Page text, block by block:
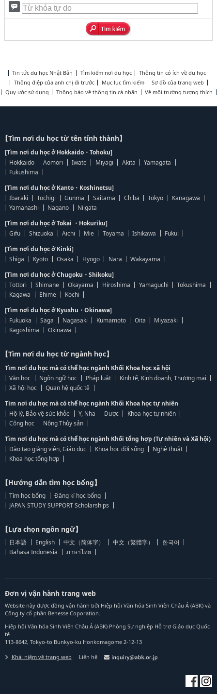
Tin tức du học Nhật Bản Tìm kiếm nơi du học
Thông tin có ích về du học
Thông điệp của anh chị đi trước
Mục lục tìm kiếm
Sơ đồ của trang web
Quy ước sử dụng
Thông báo về thông tin cá nhân Về môi trường tương thích
【Tìm nơi du học từ tên tỉnh thành】
[Tìm nơi du học ở Hokkaido・Tohoku]
Hokkaido
Aomori Iwate Miyagi Akita
Yamagata
Fukushima
[Tìm nơi du học ở Kanto・Koshinetsu]
Ibaraki
Tochigi Gunma Saitama Chiba Tokyo
Kanagawa
Yamanashi
Nagano
Niigata
[Tìm nơi du học ở Tokai ・Hokuriku]
Gifu
Shizuoka Aichi Mie Toyama Ishikawa
Fukui
[Tìm nơi du học ở Kinki]
Shiga
Kyoto Osaka Hyogo Nara
Wakayama
[Tìm nơi du học ở Chugoku・Shikoku]
Tottori
Shimane Okayama Hiroshima Yamaguchi
Tokushima
Kagawa
Ehime
Kochi
[Tìm nơi du học ở Kyushu・Okinawa]
Fukuoka
Saga Nagasaki Kumamoto Oita
Miyazaki
Kagoshima
Okinawa
【Tìm nơi du học từ ngành học】
Tìm nơi du học mà có thể học ngành Khối Khoa học xã hội
Văn học
Ngôn ngữ học Pháp luật
Kinh tế, Kinh doanh, Thương mại
Xã hội học
Quan hệ quốc tế
Tìm nơi du học mà có thể học ngành Khối Khoa học tự nhiên
Hộ lý, Bảo vệ sức khỏe
Y, Nha Dược
Khoa học tự nhiên
Công học
Nông Thủy sản
Tìm nơi du học mà có thể học ngành Khối tổng hợp (Tự nhiên và Xã hội)
Đào tạo giảng viên, Giáo dục
Khoa học đời sống
Nghệ thuật
Khoa học tổng hợp
【Hướng dẫn tìm học bổng】
Tìm học bổng
Đăng kí học bổng
JAPAN STUDY SUPPORT Scholarships
【Lựa chọn ngôn ngữ】
日本語 English 中文（简体字） 中文（繁體字）
한국어
Bahasa Indonesia
ภาษาไทย
Đơn vị vận hành trang web
Website này được đồng vận hành bởi Hiệp hội Văn hóa Sinh Viên Châu Á (ABK) và
Công ty cổ phần Benesse Coporation.
Hiệp hội Văn hóa Sinh Viên Châu Á (ABK) Phòng Sự nghiệp Hỗ trợ Giáo dục Quốc
tế
113-8642, Tokyo-to Bunkyo-ku Honkomagome 2-12-13
Khái niệm về trang web Liên hệ